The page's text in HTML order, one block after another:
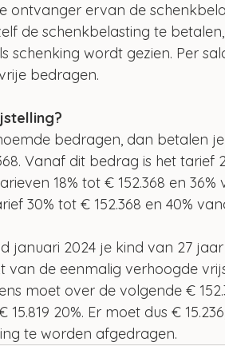
ontvanger ervan de
de schenkbelasting te
schenking wordt gezien. Per
bedragen.
bedragen, dan betalen
Vanaf dit bedrag is het tarief
18% tot € 152.368 en
30% tot € 152.368 en 40%
januari 2024 je kind van 27
de eenmalig verhoogde
moet over de volgende €
20%. Er moet dus €
te worden afgedragen.